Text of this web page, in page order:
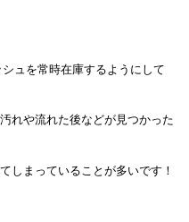
ュを常時在庫するようにして
れや流れた後などが見つかった
しまっていることが多いです！